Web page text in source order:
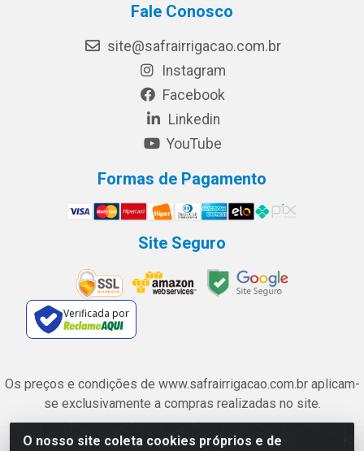
O nosso site coleta cookies próprios e de
Fale Conosco
site@safrairrigacao.com.br
Instagram
Facebook
Linkedin
YouTube
Formas de Pagamento
Site Seguro
Verificada por
Os preços e condições de www.safrairrigacao.com.br aplicam-
se exclusivamente a compras realizadas no site.